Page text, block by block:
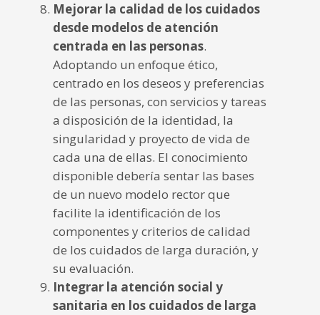
Mejorar la calidad de los cuidados
desde modelos de atención
centrada en las personas.
Adoptando un enfoque ético,
centrado en los deseos y preferencias
de las personas, con servicios y tareas
a disposición de la identidad, la
singularidad y proyecto de vida de
cada una de ellas. El conocimiento
disponible debería sentar las bases
de un nuevo modelo rector que
facilite la identificación de los
componentes y criterios de calidad
de los cuidados de larga duración, y
su evaluación.
Integrar la atención social y
sanitaria en los cuidados de larga